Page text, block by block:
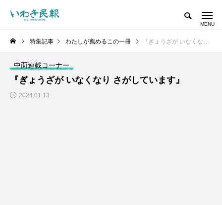
特集記事 わたしが薦めるこの一冊 『ぎょうざが いなくなり さがしています』
中面連載コーナー
『ぎょうざが いなくなり さがしています』
2024.01.13